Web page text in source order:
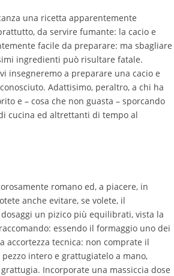
una ricetta apparentemente
da servire fumante: la cacio e
facile da preparare: ma sbagliare
ingredienti può risultare fatale.
insegneremo a preparare una cacio e
Adattisimo, peraltro, a chi ha
e – cosa che non guasta – sporcando
cucina ed altrettanti di tempo al
romano ed, a piacere, in
anche evitare, se volete, il
un pizico più equilibrati, vista la
essendo il formaggio uno dei
accortezza tecnica: non comprate il
intero e grattugiatelo a mano,
Incorporate una massiccia dose